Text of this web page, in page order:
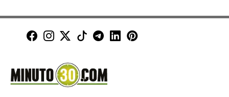
Minuto30 en Facebook
Minuto30 en Instagram
Minuto30 en X (Twitter)
Minuto30 en TikTok
Canal de Minuto30 en
Minuto30 en LinkedIn
Minuto30 en